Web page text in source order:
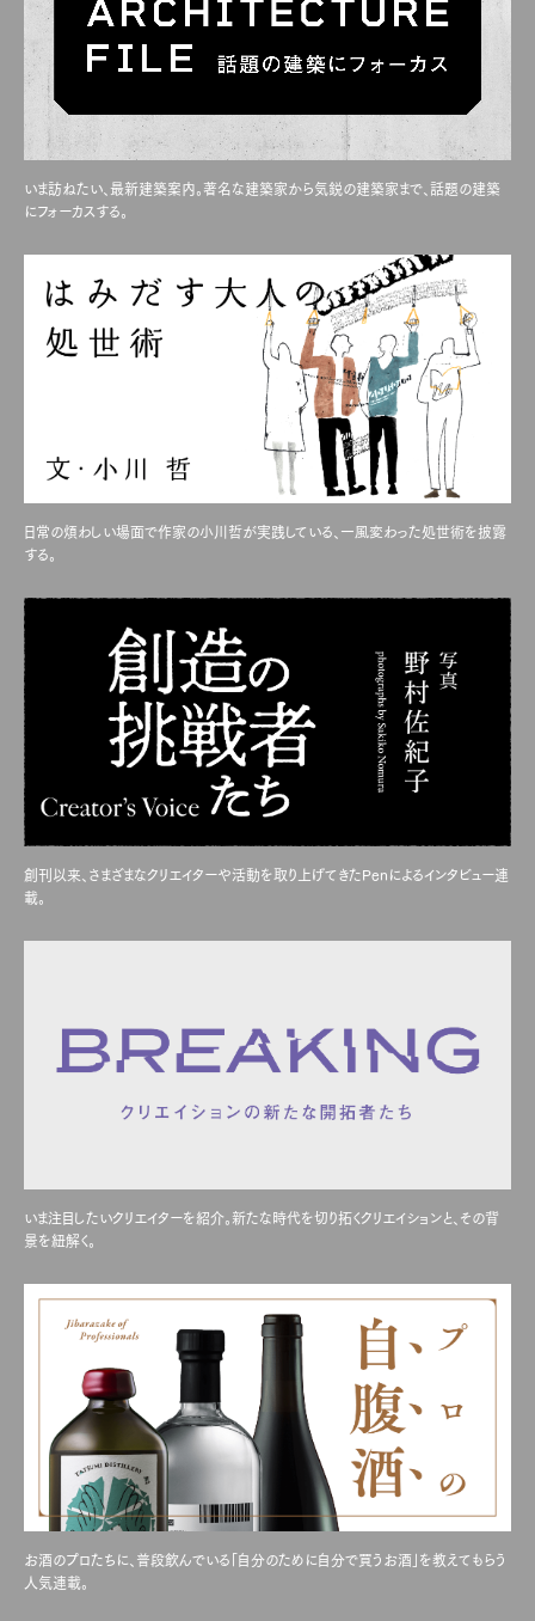
Art&Design Watch
Fashion
Pen Membership
Magazine
Official Columnist
About
Contact
Pen Meet
いま訪ねたい、最新建築案内。著名な建築家から気鋭の建築家まで、話題の建築
にフォーカスする。
日常の煩わしい場面で作家の小川哲が実践している、一風変わった処世術を披露
する。
創刊以来、さまざまなクリエイターや活動を取り上げてきたPenによるインタビュー連
載。
いま注目したいクリエイターを紹介。新たな時代を切り拓くクリエイションと、その背
景を紐解く。
お酒のプロたちに、普段飲んでいる「自分のために自分で買うお酒」を教えてもらう
人気連載。